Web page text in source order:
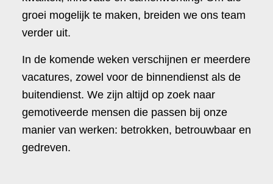
groei mogelijk te maken, breiden we ons team
verder uit.
In de komende weken verschijnen er meerdere
vacatures, zowel voor de binnendienst als de
buitendienst. We zijn altijd op zoek naar
gemotiveerde mensen die passen bij onze
manier van werken: betrokken, betrouwbaar en
gedreven.